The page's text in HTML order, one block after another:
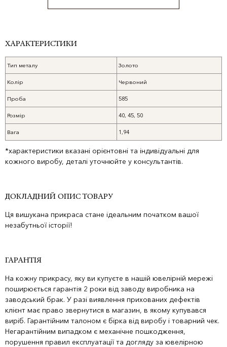
ХАРАКТЕРИСТИКИ
Тип металу Золото
Колір Червоний
Проба 585
Розмір 40, 45, 50
Вага 1,94
*характеристики вказані орієнтовні та індивідуальні для
кожного виробу, деталі уточнюйте у консультантів.
ДОКЛАДНИЙ ОПИС ТОВАРУ
Ця вишукана прикраса стане ідеальним початком вашої
незабутньої історії!
ГАРАНТІЯ
На кожну прикрасу, яку ви купуєте в нашій ювелірній мережі
поширюється гарантія 2 роки від заводу виробника на
заводський брак. У разі виявлення прихованих дефектів
клієнт має право звернутися в магазин, в якому купувався
виріб. Гарантійним талоном є бірка від виробу і товарний чек.
Негарантійним випадком є механічне пошкодження,
порушення правил експлуатації та догляду за ювелірною